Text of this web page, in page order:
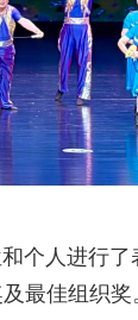
个人进行
最佳组织